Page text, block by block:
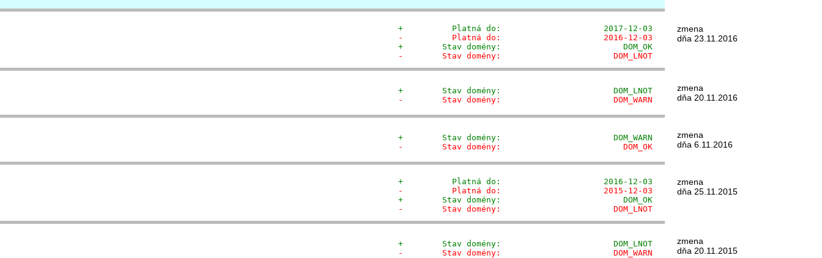
+          Platná do:                     2017-12-03
-          Platná do:                     2016-12-03
+        Stav domény:                         DOM_OK
-        Stav domény:                       DOM_LNOT
zmena
dňa 23.11.2016
+        Stav domény:                       DOM_LNOT
-        Stav domény:                       DOM_WARN
zmena
dňa 20.11.2016
+        Stav domény:                       DOM_WARN
-        Stav domény:                         DOM_OK
zmena
dňa 6.11.2016
+          Platná do:                     2016-12-03
-          Platná do:                     2015-12-03
+        Stav domény:                         DOM_OK
-        Stav domény:                       DOM_LNOT
zmena
dňa 25.11.2015
+        Stav domény:                       DOM_LNOT
-        Stav domény:                       DOM_WARN
zmena
dňa 20.11.2015